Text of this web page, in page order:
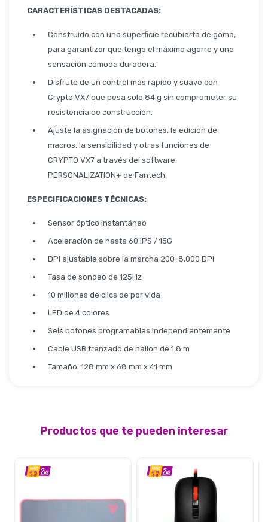
CARACTERÍSTICAS DESTACADAS:
Construido con una superficie recubierta de goma,
para garantizar que tenga el máximo agarre y una
sensación cómoda duradera.
Disfrute de un control más rápido y suave con
Crypto VX7 que pesa solo 84 g sin comprometer su
resistencia de construcción.
Ajuste la asignación de botones, la edición de
macros, la sensibilidad y otras funciones de
CRYPTO VX7 a través del software
PERSONALIZATION+ de Fantech.
ESPECIFICACIONES TÉCNICAS:
Sensor óptico instantáneo
Aceleración de hasta 60 IPS / 15G
DPI ajustable sobre la marcha 200-8,000 DPI
Tasa de sondeo de 125Hz
10 millones de clics de por vida
LED de 4 colores
Seis botones programables independientemente
Cable USB trenzado de nailon de 1,8 m
Tamaño: 128 mm x 68 mm x 41 mm
Productos que te pueden interesar